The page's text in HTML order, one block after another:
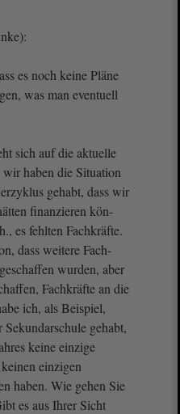
es noch keine Pläne
was man eventuell
sich auf die aktuelle
haben die Situation
gehabt, dass wir
finanzieren kön-
es fehlten Fachkräfte.
dass weitere Fach-
wurden, aber
Fachkräfte an die
ich, als Beispiel,
gehabt,
keine einzige
einzigen
haben. Wie gehen Sie
es aus Ihrer Sicht